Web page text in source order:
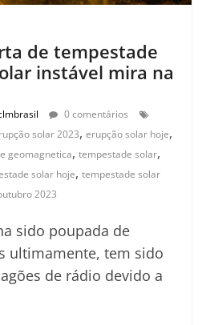
de tempestade
instável mira na
0 comentários
solar 2023,erupção solar hoje,
geomagnetica,tempestade solar,
solar hoje,tempestade solar
2023
sido poupada de
ultimamente, tem sido
de rádio devido a